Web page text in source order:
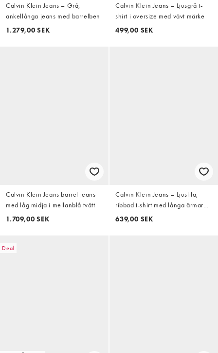
Calvin Klein Jeans – Grå,
ankellånga jeans med barrelben
1.279,00 SEK
Calvin Klein Jeans – Ljusgrå t-
shirt i oversize med vävt märke
499,00 SEK
Calvin Klein Jeans barrel jeans
med låg midja i mellanblå tvätt
1.709,00 SEK
Calvin Klein Jeans – Ljuslila,
ribbad t-shirt med långa ärmar
och vävt märke
639,00 SEK
Deal